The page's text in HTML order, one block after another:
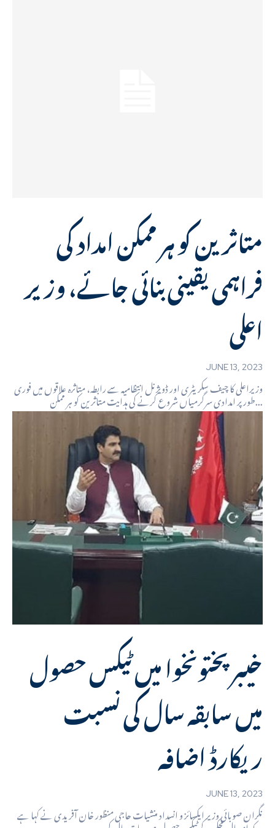
متاثرین کو ہر ممکن امداد کی
فراہمی یقینی بنائی جائے، وزیر
اعلی
JUNE 13, 2023
وزیراعلی کا چیف سکریٹری اور ڈویژنل انتظامیہ سے رابطہ، متاثرہ علاقوں میں فوری
طور پر امدادی سرگرمیاں شروع کرنے کی ہدایت متاثرین کو ہر ممکن...
خیبر پختونخوا میں ٹیکس حصول
میں سابقہ سال کی نسبت
ریکارڈ اضافہ
JUNE 13, 2023
نگران صوبائی وزیر ایکسائز و انسداد منشیات حاجی منظور خان آفریدی نے کہا ہے